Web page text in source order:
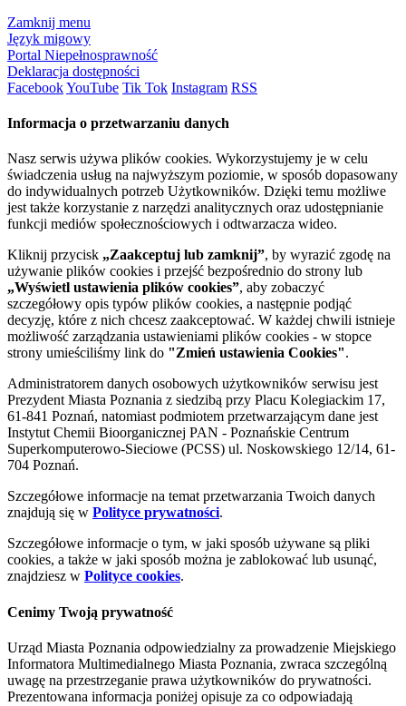
Zamknij menu
Język migowy
Portal Niepełnosprawność
Deklaracja dostępności
FacebookYouTube Tik Tok Instagram RSS
Informacja o przetwarzaniu danych
Nasz serwis używa plików cookies. Wykorzystujemy je w celu
świadczenia usług na najwyższym poziomie, w sposób dopasowany
do indywidualnych potrzeb Użytkowników. Dzięki temu możliwe
jest także korzystanie z narzędzi analitycznych oraz udostępnianie
funkcji mediów społecznościowych i odtwarzacza wideo.
Kliknij przycisk „Zaakceptuj lub zamknij”, by wyrazić zgodę na
używanie plików cookies i przejść bezpośrednio do strony lub
„Wyświetl ustawienia plików cookies”, aby zobaczyć
szczegółowy opis typów plików cookies, a następnie podjąć
decyzję, które z nich chcesz zaakceptować. W każdej chwili istnieje
możliwość zarządzania ustawieniami plików cookies - w stopce
strony umieściliśmy link do "Zmień ustawienia Cookies".
Administratorem danych osobowych użytkowników serwisu jest
Prezydent Miasta Poznania z siedzibą przy Placu Kolegiackim 17,
61-841 Poznań, natomiast podmiotem przetwarzającym dane jest
Instytut Chemii Bioorganicznej PAN - Poznańskie Centrum
Superkomputerowo-Sieciowe (PCSS) ul. Noskowskiego 12/14, 61-
704 Poznań.
Szczegółowe informacje na temat przetwarzania Twoich danych
znajdują się w Polityce prywatności.
Szczegółowe informacje o tym, w jaki sposób używane są pliki
cookies, a także w jaki sposób można je zablokować lub usunąć,
znajdziesz w Polityce cookies.
Cenimy Twoją prywatność
Urząd Miasta Poznania odpowiedzialny za prowadzenie Miejskiego
Informatora Multimedialnego Miasta Poznania, zwraca szczególną
uwagę na przestrzeganie prawa użytkowników do prywatności.
Prezentowana informacja poniżej opisuje za co odpowiadają